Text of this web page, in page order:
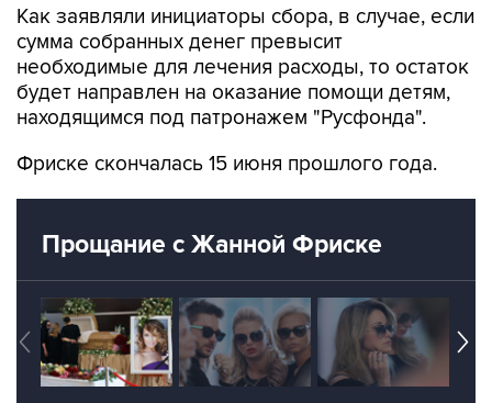
Как заявляли инициаторы сбора, в случае, если
сумма собранных денег превысит
необходимые для лечения расходы, то остаток
будет направлен на оказание помощи детям,
находящимся под патронажем "Русфонда".
Фриске скончалась 15 июня прошлого года.
Прощание с Жанной Фриске